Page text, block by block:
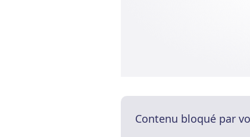
Contenu bloqué par